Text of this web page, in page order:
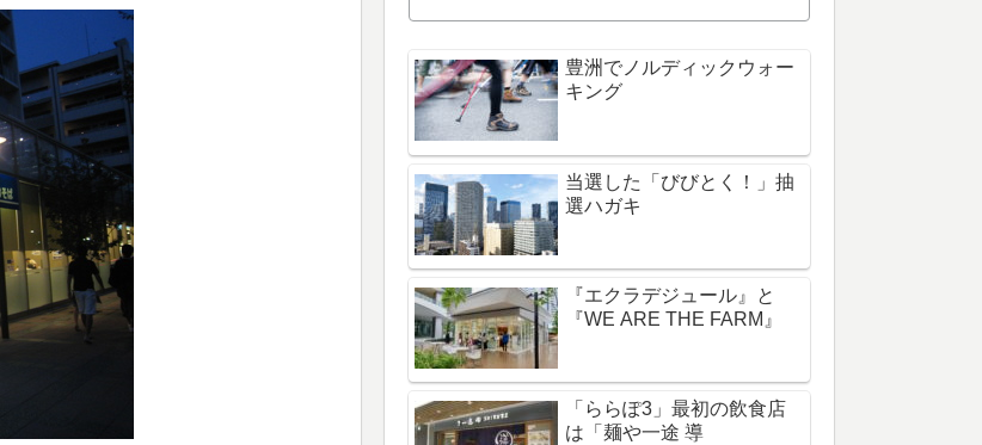
豊洲でノルディックウォー
キング
当選した「びびとく！」抽
選ハガキ
『エクラデジュール』と
『WE ARE THE FARM』
「ららぽ3」最初の飲食店
は「麺や一途 導